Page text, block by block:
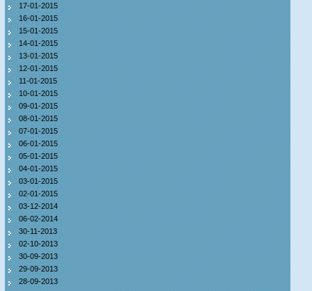
17-01-2015
16-01-2015
15-01-2015
14-01-2015
13-01-2015
12-01-2015
11-01-2015
10-01-2015
09-01-2015
08-01-2015
07-01-2015
06-01-2015
05-01-2015
04-01-2015
03-01-2015
02-01-2015
03-12-2014
06-02-2014
30-11-2013
02-10-2013
30-09-2013
29-09-2013
28-09-2013